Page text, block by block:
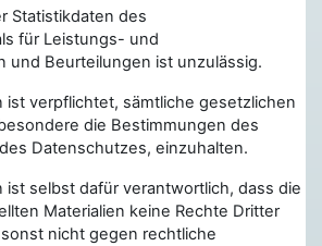
Statistikdaten des
für Leistungs- und
und Beurteilungen ist unzulässig.
ist verpflichtet, sämtliche gesetzlichen
die Bestimmungen des
Datenschutzes, einzuhalten.
ist selbst dafür verantwortlich, dass die
Materialien keine Rechte Dritter
nicht gegen rechtliche